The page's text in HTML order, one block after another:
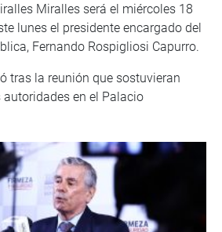
Miralles será el miércoles 18
lunes el presidente encargado del
Fernando Rospigliosi Capurro.
tras la reunión que sostuvieran
en el Palacio